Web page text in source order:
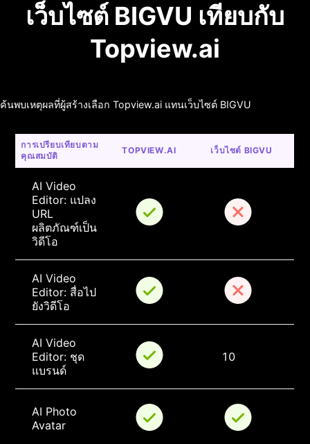
เว็บไซต์ BIGVU เทียบกับ
Topview.ai
ค้นพบเหตุผลที่ผู้สร้างเลือก Topview.ai แทนเว็บไซต์ BIGVU
การเปรียบเทียบตาม
คุณสมบัติ
TOPVIEW.AI เว็บไซต์ BIGVU
AI Video
Editor: แปลง
URL
ผลิตภัณฑ์เป็น
วิดีโอ
AI Video
Editor: สื่อไป
ยังวิดีโอ
AI Video
Editor: ชุด
แบรนด์
10
AI Photo
Avatar